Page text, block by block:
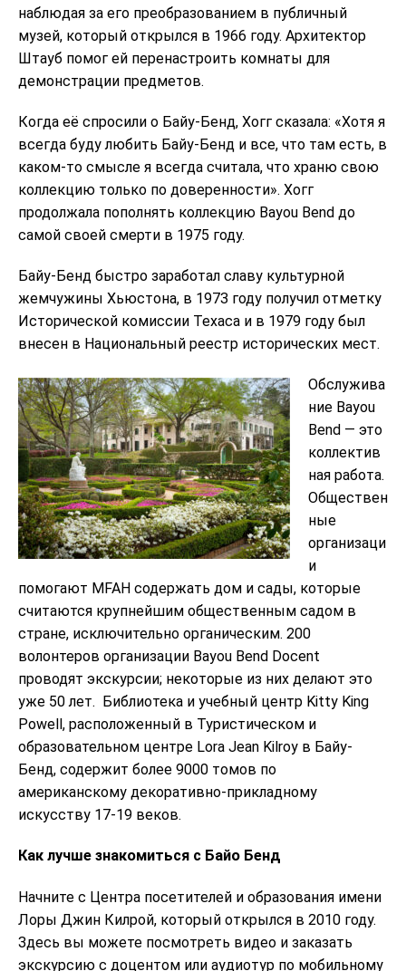
наблюдая за его преобразованием в публичный
музей, который открылся в 1966 году. Архитектор
Штауб помог ей перенастроить комнаты для
демонстрации предметов.
Когда её спросили о Байу-Бенд, Хогг сказала: «Хотя я
всегда буду любить Байу-Бенд и все, что там есть, в
каком-то смысле я всегда считала, что храню свою
коллекцию только по доверенности». Хогг
продолжала пополнять коллекцию Bayou Bend до
самой своей смерти в 1975 году.
Байу-Бенд быстро заработал славу культурной
жемчужины Хьюстона, в 1973 году получил отметку
Исторической комиссии Техаса и в 1979 году был
внесен в Национальный реестр исторических мест.
Обслужива
ние Bayou
Bend — это
коллектив
ная работа.
Обществен
ные
организаци
и
помогают MFAH содержать дом и сады, которые
считаются крупнейшим общественным садом в
стране, исключительно органическим. 200
волонтеров организации Bayou Bend Docent
проводят экскурсии; некоторые из них делают это
уже 50 лет. Библиотека и учебный центр Kitty King
Powell, расположенный в Туристическом и
образовательном центре Lora Jean Kilroy в Байу-
Бенд, содержит более 9000 томов по
американскому декоративно-прикладному
искусству 17-19 веков.
Как лучше знакомиться с Байо Бенд
Начните с Центра посетителей и образования имени
Лоры Джин Килрой, который открылся в 2010 году.
Здесь вы можете посмотреть видео и заказать
экскурсию с доцентом или аудиотур по мобильному